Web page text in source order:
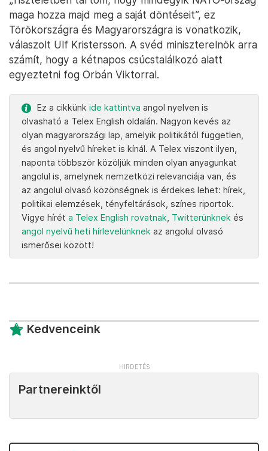
maga hozza majd meg a saját döntéseit”, ez
Törökországra és Magyarországra is vonatkozik,
válaszolt Ulf Kristersson. A svéd miniszterelnök arra
számít, hogy a kétnapos csúcstalálkozó alatt
egyeztetni fog Orbán Viktorral.
Ez a cikkünk ide kattintva angol nyelven is
olvasható a Telex English oldalán. Nagyon kevés az
olyan magyarországi lap, amelyik politikától független,
és angol nyelvű híreket is kínál. A Telex viszont ilyen,
naponta többször közöljük minden olyan anyagunkat
angolul is, amelynek nemzetközi relevanciája van, és
az angolul olvasó közönségnek is érdekes lehet: hírek,
politikai elemzések, tényfeltárások, színes riportok.
Vigye hírét a Telex English rovatnak Twitterünknek és
angol nyelvű heti hírlevelünknek az angolul olvasó
ismerősei között!
Kedvenceink
Partnereinktől